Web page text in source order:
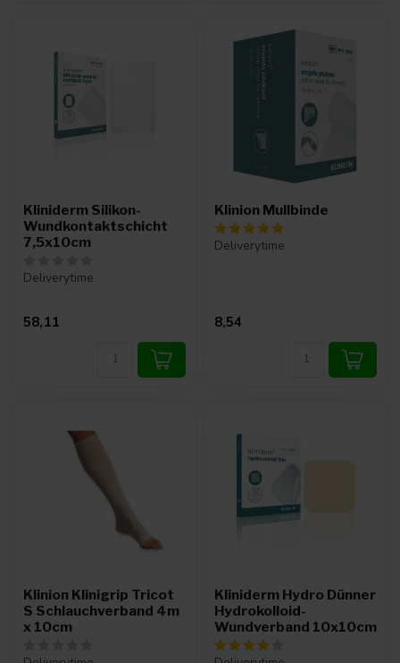
Kliniderm Silikon-
Wundkontaktschicht
7,5x10cm
Deliverytime
58,11
Klinion Mullbinde
Deliverytime
8,54
Klinion Klinigrip Tricot
S Schlauchverband 4m
x 10cm
Kliniderm Hydro Dünner
Hydrokolloid-
Wundverband 10x10cm